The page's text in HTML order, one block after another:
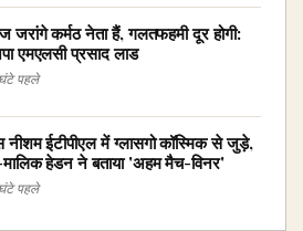
जरांगे कर्मठ नेता हैं, गलतफहमी दूर होगी:
एमएलसी प्रसाद लाड
पहले
नीशम ईटीपीएल में ग्लासगो कॉस्मिक से जुड़े,
हेडन ने बताया 'अहम मैच-विनर'
पहले